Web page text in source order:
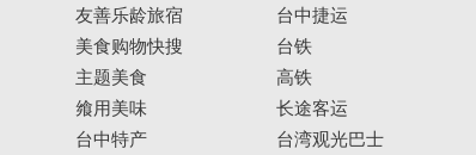
友善乐龄旅宿
美食购物快搜
主题美食
飨用美味
台中特产
台中捷运
台铁
高铁
长途客运
台湾观光巴士